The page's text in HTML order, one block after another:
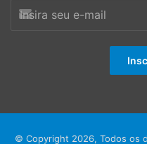
© Copyright 2026, Todos os